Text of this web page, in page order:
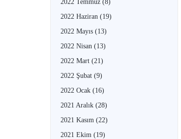
2022 Temmuz (8)
2022 Haziran (19)
2022 Mayıs (13)
2022 Nisan (13)
2022 Mart (21)
2022 Şubat (9)
2022 Ocak (16)
2021 Aralık (28)
2021 Kasım (22)
2021 Ekim (19)